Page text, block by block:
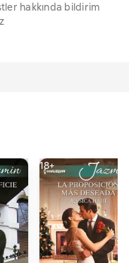
hakkında bildirim
18+